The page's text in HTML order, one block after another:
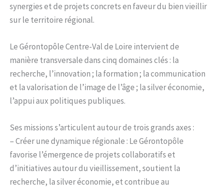
synergies et de projets concrets en faveur du bien vieillir
sur le territoire régional.
Le Gérontopôle Centre-Val de Loire intervient de
manière transversale dans cinq domaines clés : la
recherche, l’innovation ; la formation ; la communication
et la valorisation de l’image de l’âge ; la silver économie,
l’appui aux politiques publiques.
Ses missions s’articulent autour de trois grands axes :
– Créer une dynamique régionale : Le Gérontopôle
favorise l’émergence de projets collaboratifs et
d’initiatives autour du vieillissement, soutient la
recherche, la silver économie, et contribue au